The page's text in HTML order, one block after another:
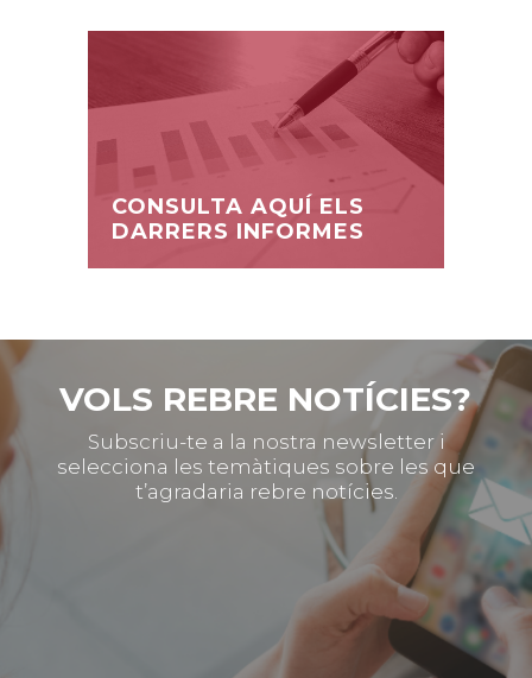
CONSULTA AQUÍ ELS
DARRERS INFORMES
VOLS REBRE NOTÍCIES?
Subscriu-te a la nostra newsletter i
selecciona les temàtiques sobre les que
t’agradaria rebre notícies.